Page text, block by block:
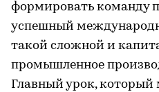
формировать команду
успешный
такой сложной и
промышленное
Главный урок, который